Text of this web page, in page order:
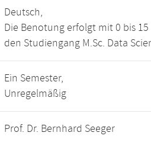
Deutsch,
Die Benotung erfolgt mit 0 bis
den Studiengang M.Sc. Data
Ein Semester,
Unregelmäßig
Prof. Dr. Bernhard Seeger